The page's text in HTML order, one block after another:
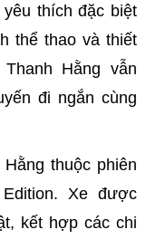
thích đặc biệt
thể thao và thiết
Hằng vẫn
đi ngắn cùng
thuộc phiên
Xe được
kết hợp các chi